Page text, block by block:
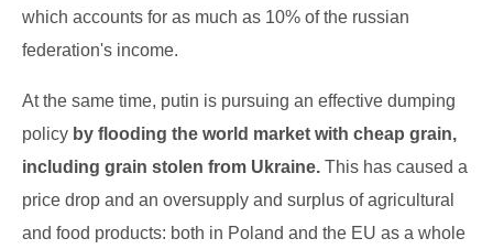
which accounts for as much as 10% of the russian
federation's income.
At the same time, putin is pursuing an effective dumping
policy by flooding the world market with cheap grain,
including grain stolen from Ukraine. This has caused a
price drop and an oversupply and surplus of agricultural
and food products: both in Poland and the EU as a whole